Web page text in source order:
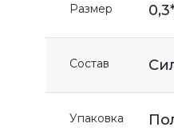
Размер
Состав
Упаковка